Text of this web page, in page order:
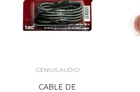
GENIUS AUDIO
CABLE DE